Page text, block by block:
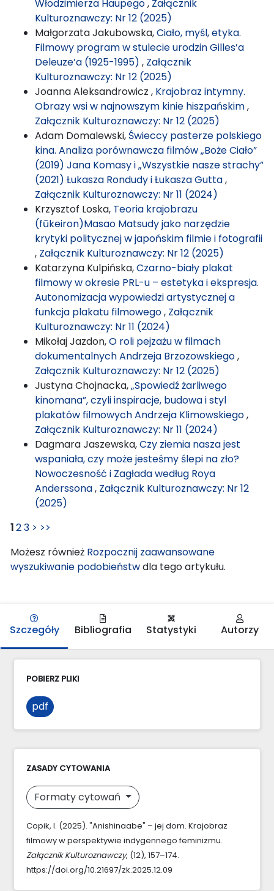
Włodzimierza Haupego, Załącznik
Kulturoznawczy: Nr 12 (2025)
Małgorzata Jakubowska,Ciało, myśl, etyka.
Filmowy program w stulecie urodzin Gilles’a
Deleuze’a (1925-1995) , Załącznik
Kulturoznawczy: Nr 12 (2025)
Joanna Aleksandrowicz , Krajobraz intymny.
Obrazy wsi w najnowszym kinie hiszpańskim,
Załącznik Kulturoznawczy: Nr 12 (2025)
Adam Domalewski, Świeccy pasterze polskiego
kina. Analiza porównawcza filmów „Boże Ciało”
(2019) Jana Komasy i „Wszystkie nasze strachy”
(2021) Łukasza Rondudy i Łukasza Gutta,
Załącznik Kulturoznawczy: Nr 11 (2024)
Krzysztof Loska, Teoria krajobrazu
(fūkeiron)Masao Matsudy jako narzędzie
krytyki politycznej w japońskim filmie i fotografii
, Załącznik Kulturoznawczy: Nr 12 (2025)
Katarzyna Kulpińska,Czarno-biały plakat
filmowy w okresie PRL-u – estetyka i ekspresja.
Autonomizacja wypowiedzi artystycznej a
funkcja plakatu filmowego, Załącznik
Kulturoznawczy: Nr 11 (2024)
Mikołaj Jazdon,O roli pejzażu w filmach
dokumentalnych Andrzeja Brzozowskiego,
Załącznik Kulturoznawczy: Nr 12 (2025)
Justyna Chojnacka,„Spowiedź żarliwego
kinomana”, czyli inspiracje, budowa i styl
plakatów filmowych Andrzeja Klimowskiego,
Załącznik Kulturoznawczy: Nr 11 (2024)
Dagmara Jaszewska,Czy ziemia nasza jest
wspaniała, czy może jesteśmy ślepi na zło?
Nowoczesność i Zagłada według Roya
Anderssona, Załącznik Kulturoznawczy: Nr 12
(2025)
123 > >>
Możesz również Rozpocznij zaawansowane
wyszukiwanie podobieństwdla tego artykułu.
Szczegóły Bibliografia Statystyki Autorzy
POBIERZ PLIKI
pdf
ZASADY CYTOWANIA
Formaty cytowań
Copik, I. (2025). "Anishinaabe" – jej dom. Krajobraz
filmowy w perspektywie indygennego feminizmu.
Załącznik Kulturoznawczy, (12), 157–174.
https://doi.org/10.21697/zk.2025.12.09